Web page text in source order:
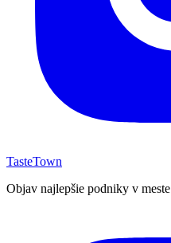
TasteTown
Objav najlepšie podniky v meste